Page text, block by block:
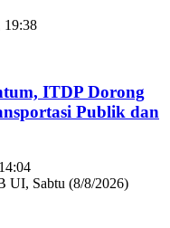
19:38
ITDP Dorong
Publik dan